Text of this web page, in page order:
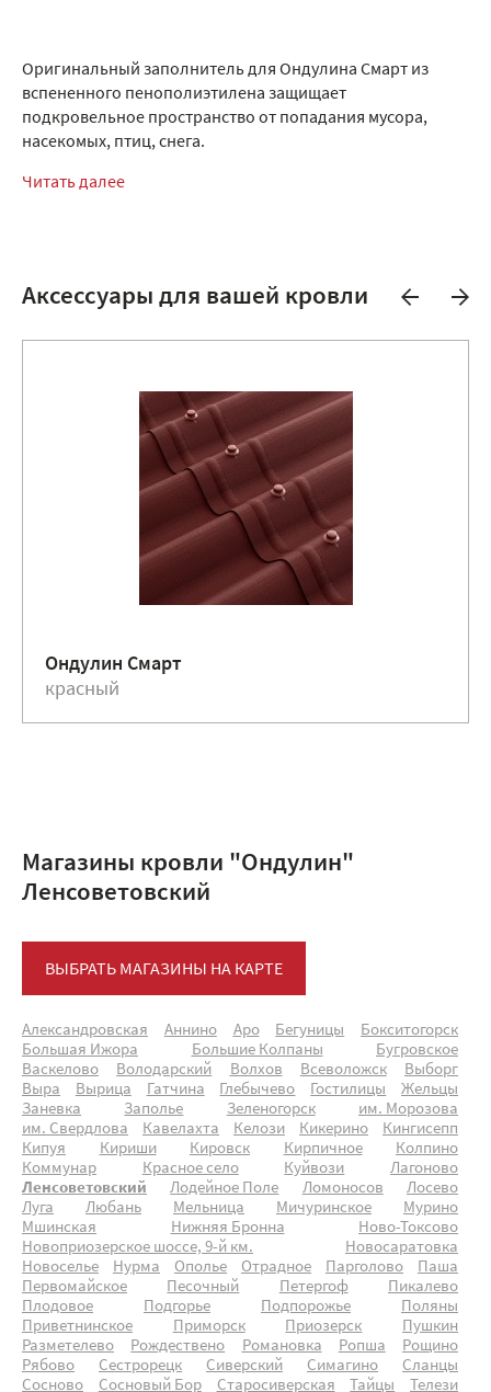
Оригинальный заполнитель для Ондулина Смарт из
вспененного пенополиэтилена защищает
подкровельное пространство от попадания мусора,
насекомых, птиц, снега.
Читать далее
Аксессуары для вашей кровли
Ондулин Смарт
красный
Магазины кровли "Ондулин"
Ленсоветовский
ВЫБРАТЬ МАГАЗИНЫ НА КАРТЕ
Александровская Аннино Аро Бегуницы
Бокситогорск
Большая Ижора
Большие Колпаны
Бугровское
Васкелово
Володарский Волхов Всеволожск
Выборг
Выра
Вырица Гатчина Глебычево Гостилицы
Жельцы
Заневка
Заполье Зеленогорск
им. Морозова
им. Свердлова
Кавелахта Келози Кикерино
Кингисепп
Кипуя
Кириши Кировск Кирпичное
Колпино
Коммунар
Красное село Куйвози
Лагоново
Ленсоветовский
Лодейное Поле Ломоносов
Лосево
Луга
Любань Мельница Мичуринское
Мурино
Мшинская
Нижняя Бронна
Ново-Токсово
Новоприозерское шоссе, 9-й км.
Новосаратовка
Новоселье
Нурма Ополье Отрадное Парголово
Паша
Первомайское
Песочный Петергоф
Пикалево
Плодовое
Подгорье Подпорожье
Поляны
Приветнинское
Приморск Приозерск
Пушкин
Разметелево
Рождествено Романовка Ропша
Рощино
Рябово
Сестрорецк Сиверский Симагино
Сланцы
Сосново
Сосновый Бор Старосиверская Тайцы Телези